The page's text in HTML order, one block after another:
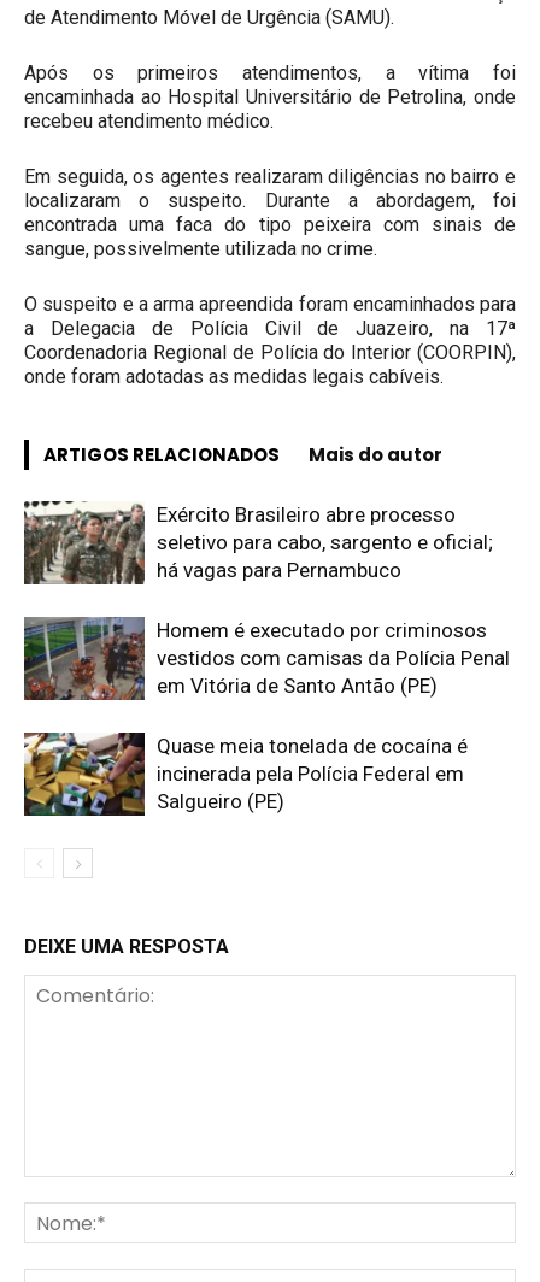
de Atendimento Móvel de Urgência (SAMU).
Após os primeiros atendimentos, a vítima foi
encaminhada ao Hospital Universitário de Petrolina, onde
recebeu atendimento médico.
Em seguida, os agentes realizaram diligências no bairro e
localizaram o suspeito. Durante a abordagem, foi
encontrada uma faca do tipo peixeira com sinais de
sangue, possivelmente utilizada no crime.
O suspeito e a arma apreendida foram encaminhados para
a Delegacia de Polícia Civil de Juazeiro, na 17ª
Coordenadoria Regional de Polícia do Interior (COORPIN),
onde foram adotadas as medidas legais cabíveis.
ARTIGOS RELACIONADOS Mais do autor
Exército Brasileiro abre processo
seletivo para cabo, sargento e oficial;
há vagas para Pernambuco
Homem é executado por criminosos
vestidos com camisas da Polícia Penal
em Vitória de Santo Antão (PE)
Quase meia tonelada de cocaína é
incinerada pela Polícia Federal em
Salgueiro (PE)
DEIXE UMA RESPOSTA